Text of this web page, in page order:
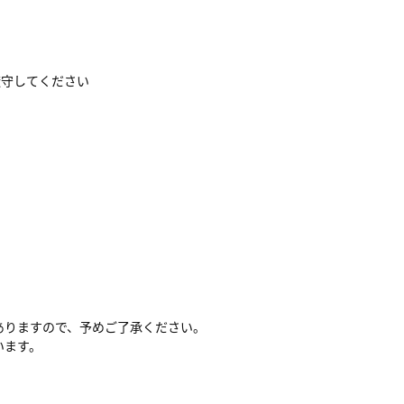
してください
ますので、予めご了承ください。
す。